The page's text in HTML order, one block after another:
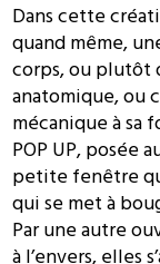
Dans cette
quand même,
corps, ou plutôt
anatomique, ou
mécanique à sa
POP UP, posée
petite fenêtre
qui se met à
Par une autre